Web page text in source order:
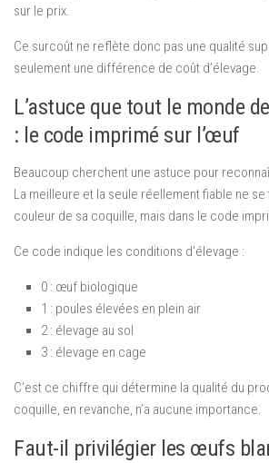
sur le prix.
Ce surcoût ne reflète donc pas une qualité
seulement une différence de coût d’élevage.
L’astuce que tout le monde
: le code imprimé sur l’œuf
Beaucoup cherchent une astuce pour
La meilleure et la seule réellement fiable ne se
couleur de sa coquille, mais dans le code
Ce code indique les conditions d’élevage :
0 : œuf biologique
1 : poules élevées en plein air
2 : élevage au sol
3 : élevage en cage
C’est ce chiffre qui détermine la qualité du
coquille, en revanche, n’a aucune importance.
Faut-il privilégier les œufs